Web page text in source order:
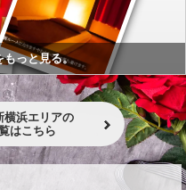
もっと見る。
横浜エリアの
はこちら